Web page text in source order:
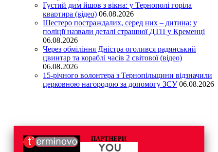
Густий дим йшов з вікна: у Тернополі горіла
квартира (відео) 06.08.2026
Шестеро постраждалих, серед них – дитина: у
поліції назвали деталі страшної ДТП у Кременці
06.08.2026
Через обміління Дністра оголився радянський
цвинтар та кораблі часів 2 світової (відео)
06.08.2026
15-річного волонтера з Тернопільщини відзначили
церковною нагородою за допомогу ЗСУ 06.08.2026
ПАРТНЕРИ